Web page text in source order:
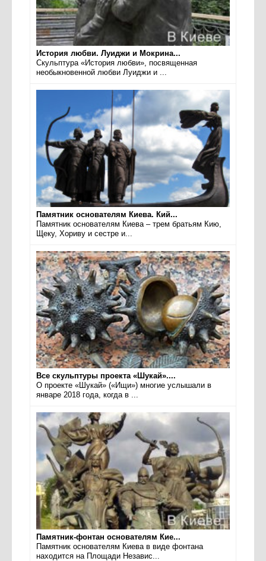
История любви. Луиджи и Мокрина...
Скульптура «История любви», посвященная
необыкновенной любви Луиджи и ...
Памятник основателям Киева. Кий...
Памятник основателям Киева – трем братьям Кию,
Щеку, Хориву и сестре и...
Все скульптуры проекта «Шукай»....
О проекте «Шукай» («Ищи») многие услышали в
январе 2018 года, когда в ...
Памятник-фонтан основателям Кие...
Памятник основателям Киева в виде фонтана
находится на Площади Независ...